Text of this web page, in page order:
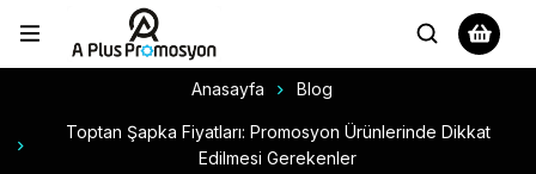
Anasayfa Blog
Toptan Şapka Fiyatları: Promosyon Ürünlerinde Dikkat
Edilmesi Gerekenler